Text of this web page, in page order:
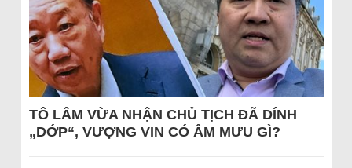
TÔ LÂM VỪA NHẬN CHỦ TỊCH ĐÃ DÍNH
„DỚP“, VƯỢNG VIN CÓ ÂM MƯU GÌ?